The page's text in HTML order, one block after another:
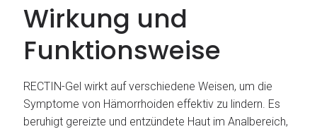
Wirkung und
Funktionsweise
RECTIN-Gel wirkt auf verschiedene Weisen, um die
Symptome von Hämorrhoiden effektiv zu lindern. Es
beruhigt gereizte und entzündete Haut im Analbereich,